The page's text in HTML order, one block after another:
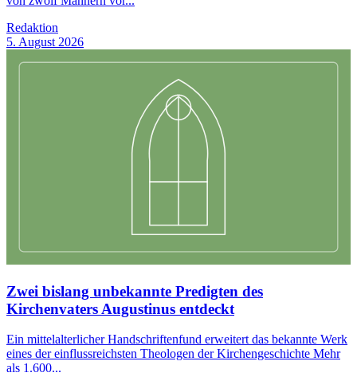
Redaktion
5. August 2026
Zwei bislang unbekannte Predigten des
Kirchenvaters Augustinus entdeckt
Ein mittelalterlicher Handschriftenfund erweitert das bekannte Werk
eines der einflussreichsten Theologen der Kirchengeschichte Mehr
als 1.600...